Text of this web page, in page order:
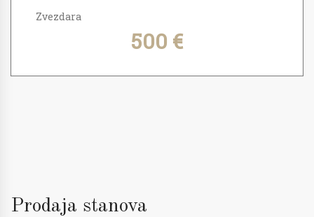
Zvezdara
500 €
Prodaja stanova